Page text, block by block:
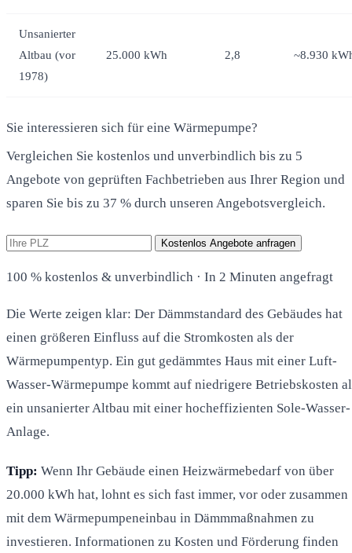
Unsanierter
Altbau (vor
1978)
25.000 kWh 2,8 ~8.930
Sie interessieren sich für eine Wärmepumpe?
Vergleichen Sie kostenlos und unverbindlich bis zu 5
Angebote von geprüften Fachbetrieben aus Ihrer Region und
sparen Sie bis zu 37 % durch unseren Angebotsvergleich.
Kostenlos Angebote anfragen
100 % kostenlos & unverbindlich · In 2 Minuten angefragt
Die Werte zeigen klar: Der Dämmstandard des Gebäudes hat
einen größeren Einfluss auf die Stromkosten als der
Wärmepumpentyp. Ein gut gedämmtes Haus mit einer Luft-
Wasser-Wärmepumpe kommt auf niedrigere Betriebskosten
ein unsanierter Altbau mit einer hocheffizienten Sole-Wasser-
Anlage.
Tipp: Wenn Ihr Gebäude einen Heizwärmebedarf von über
20.000 kWh hat, lohnt es sich fast immer, vor oder zusammen
mit dem Wärmepumpeneinbau in Dämmmaßnahmen zu
investieren. Informationen zu Kosten und Förderung finden